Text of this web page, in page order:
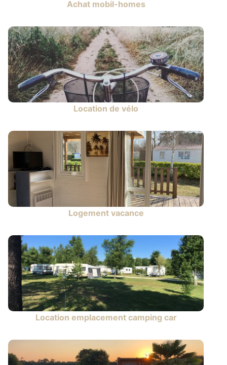
Achat mobil-homes
Location de vélo
Logement vacance
Location emplacement camping car